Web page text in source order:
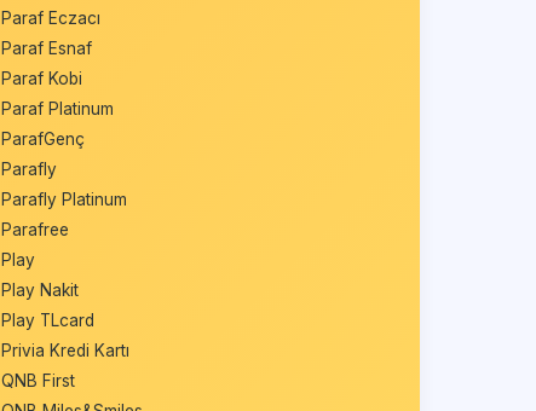
Paraf Eczacı
Paraf Esnaf
Paraf Kobi
Paraf Platinum
ParafGenç
Parafly
Parafly Platinum
Parafree
Play
Play Nakit
Play TLcard
Privia Kredi Kartı
QNB First